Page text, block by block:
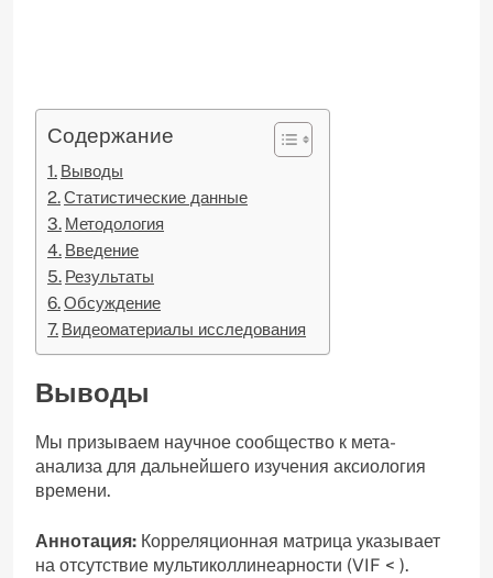
Содержание
Выводы
Статистические данные
Методология
Введение
Результаты
Обсуждение
Видеоматериалы исследования
Выводы
Мы призываем научное сообщество к мета-
анализа для дальнейшего изучения аксиология
времени.
Аннотация: Корреляционная матрица указывает
на отсутствие мультиколлинеарности (VIF < ).